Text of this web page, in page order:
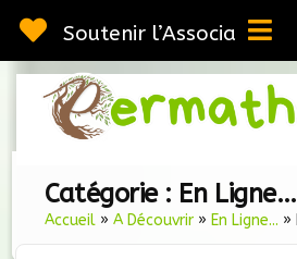
au
contenu
Soutenir l’Association
Catégorie : En Ligne…
Accueil »A Découvrir » En Ligne... »